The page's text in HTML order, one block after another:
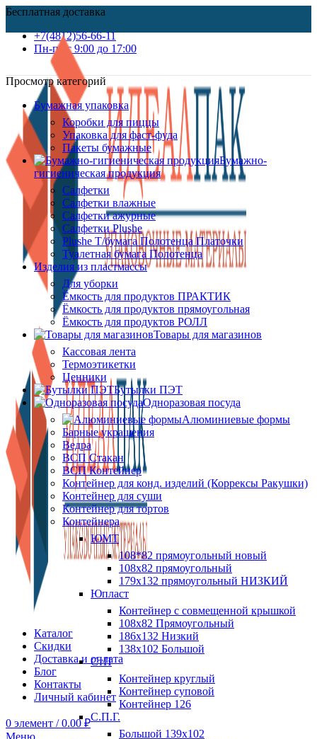
Бесплатная доставка
+7(4812)56-66-11
Пн-пт c 9:00 до 17:00
Каталог
Скидки
Доставка и оплата
Блог
Контакты
Личный кабинет
0 элемент / 0.00₽
Меню
Просмотр категорий
Бумажная упаковка
Коробки для пиццы
Упаковка для фаст-фуда
Пакеты бумажные
Бумажно-
гигиеническая продукция
Салфетки
Салфетки влажные
Салфетки ажурные
Салфетки Plushe
Plushe Т/бумага Полотенца Платочки
Туалетная бумага Полотенца
Изделия из пластмассы
Для уборки
Ёмкость для продуктов ПРАКТИК
Ёмкость для продуктов прямоугольная
Ёмкость для продуктов РОЛЛ
Товары для магазинов
Кассовая лента
Термоэтикетки
Ценники
Бутылки ПЭТ
Одноразовая посуда
Алюминиевые формы
Барные украшения
Ведра
ВСП Стакан
ВСП Контейнер
Контейнер для конд. изделий (Коррексы Ракушки)
Контейнер для суши
Контейнер для тортов
Контейнера
ЮМТ
108*82 прямоугольный новый
108х82 прямоугольный
179х132 прямоугольный НИЗКИЙ
Юпласт
Контейнер с совмещенной крышкой
108х82 Прямоугольный
186х132 Низкий
138х102 Большой
СтП
Контейнер круглый
Контейнер суповой
Контейнер 126
С.П.Г.
Большой 139х102